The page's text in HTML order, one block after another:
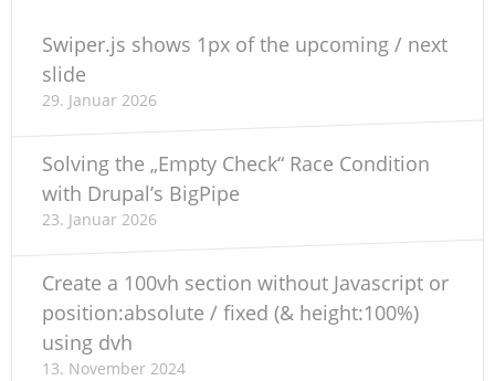
Swiper.js shows 1px of the upcoming / next
slide
29. Januar 2026
Solving the „Empty Check“ Race Condition
with Drupal’s BigPipe
23. Januar 2026
Create a 100vh section without Javascript or
position:absolute / fixed (& height:100%)
using dvh
13. November 2024